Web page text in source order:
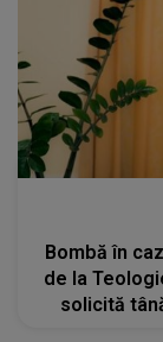
Bombă în
de la
solicită